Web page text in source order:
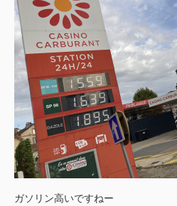
ガソリン高いですねー